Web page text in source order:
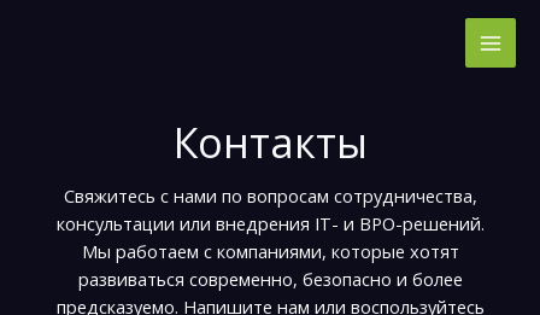
Контакты
Свяжитесь с нами по вопросам сотрудничества,
консультации или внедрения IT- и BPO-решений.
Мы работаем с компаниями, которые хотят
развиваться современно, безопасно и более
предсказуемо. Напишите нам или воспользуйтесь